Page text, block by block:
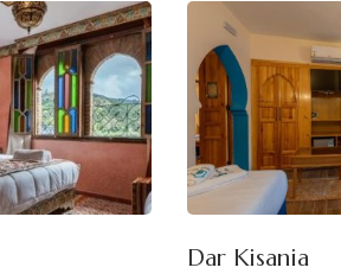
Dar Kisania